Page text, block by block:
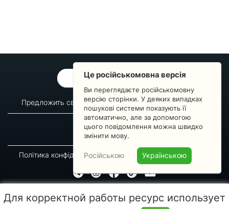
ОБРАТНАЯ СВЯЗЬ
Предложить свой вопрос Статистика изменений
О сервисе
Преподавателям
Новости
Пульс страны
Політика конфіденційності Угода підписника
Копирование, перепечатка либо использование материалов данной страницы для
Це російськомовна версія
Ви переглядаєте російськомовну
версію сторінки. У деяких випадках
пошукові системи показують її
автоматично, але за допомогою
цього повідомлення можна швидко
змінити мову.
Російською Українською
Для корректной работы ресурс использует